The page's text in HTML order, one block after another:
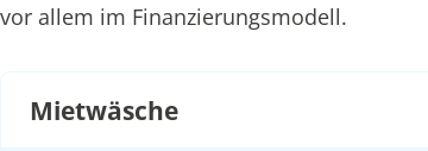
vor allem im Finanzierungsmodell.
Mietwäsche